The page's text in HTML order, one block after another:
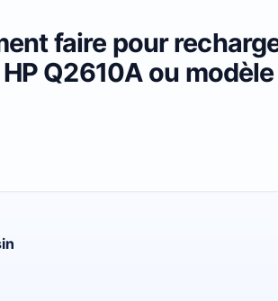
faire pour
Q2610A ou modèle